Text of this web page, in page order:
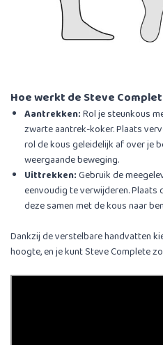
Hoe werkt de Steve
Aantrekken:Rol je steunkous
zwarte aantrek-koker. Plaats
rol de kous geleidelijk af over je
weergaande beweging.
Uittrekken:Gebruik de
eenvoudig te verwijderen. Plaats
deze samen met de kous naar
Dankzij de verstelbare handvatten
hoogte, en je kunt Steve Complete